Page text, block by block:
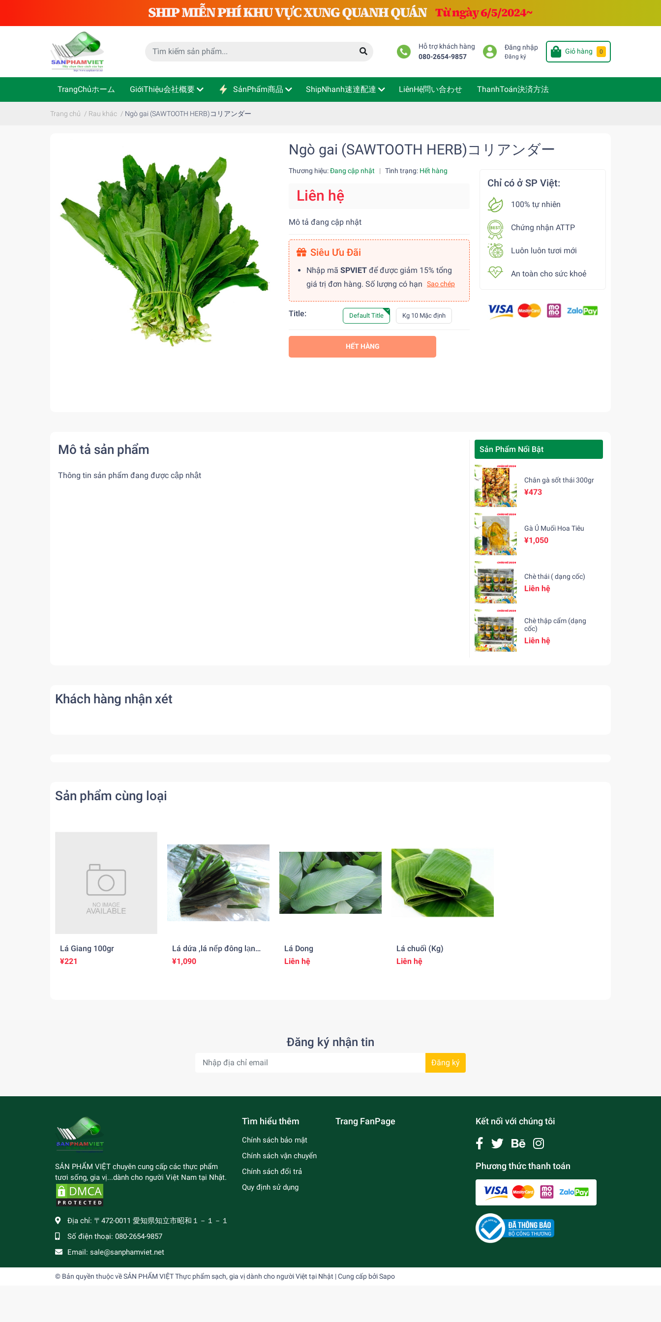
Hỗ trợ khách hàng
080-2654-9857
Đăng nhập
Đăng ký
Giỏ hàng 0
TrangChủホーム GiớiThiệu会社概要 SảnPhẩm商品 ShipNhanh速達配達 LiênHệ問い合わせ ThanhToán決済方法
Trang chủ / Rau khác / Ngò gai (SAWTOOTH HERB)コリアンダー
Ngò gai (SAWTOOTH HERB)コリアンダー
Thương hiệu:Đang cập nhật | Tình trạng: Hết hàng
Liên hệ
Mô tả đang cập nhật
Siêu Ưu Đãi
Nhập mã SPVIET để được giảm 15% tổng
giá trị đơn hàng. Số lượng có hạn
Sao chép
Title: Default Title Kg 10 Mặc định
HẾT HÀNG
Chỉ có ở SP Việt:
100% tự nhiên
Chứng nhận ATTP
Luôn luôn tươi mới
An toàn cho sức khoẻ
Mô tả sản phẩm
Thông tin sản phẩm đang được cập nhật
Sản Phẩm Nổi Bật
Chân gà sốt thái 300gr
¥473
Gà Ủ Muối Hoa Tiêu
¥1,050
Chè thái ( dạng cốc)
Liên hệ
Chè thập cẩm (dạng
cốc)
Liên hệ
Khách hàng nhận xét
Sản phẩm cùng loại
Lá Giang 100gr
¥221
Lá dứa ,lá nếp đông lạnh
500gr
¥1,090
Lá Dong
Liên hệ
Lá chuối (Kg)
Liên hệ
Đăng ký nhận tin
Đăng ký
SẢN PHẨM VIỆT chuyên cung cấp các thực phẩm
tươi sống, gia vị...dành cho người Việt Nam tại Nhật.
Địa chỉ: 〒472-0011 愛知県知立市昭和１－１－１
Số điện thoại: 080-2654-9857
Email: sale@sanphamviet.net
Tìm hiểu thêm
Chính sách bảo mật
Chính sách vận chuyển
Chính sách đổi trả
Quy định sử dụng
Trang FanPage Kết nối với chúng tôi
Phương thức thanh toán
© Bản quyền thuộc vềSẢN PHẨM VIỆT Thực phẩm sạch, gia vị dành cho người Việt tại Nhật | Cung cấp bởiSapo